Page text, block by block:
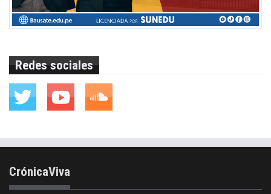
Redes sociales
CrónicaViva